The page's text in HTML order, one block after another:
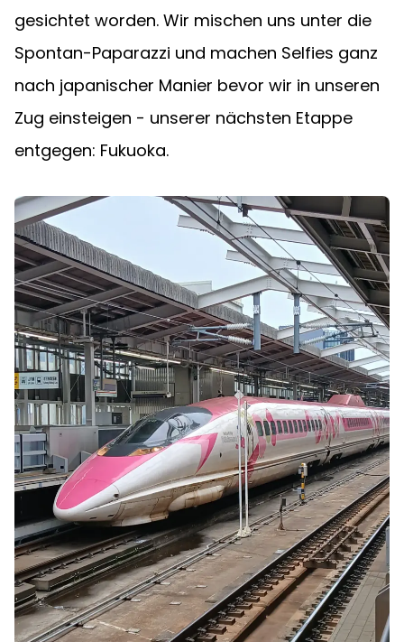
gesichtet worden. Wir mischen uns unter die
Spontan-Paparazzi und machen Selfies ganz
nach japanischer Manier bevor wir in unseren
Zug einsteigen - unserer nächsten Etappe
entgegen: Fukuoka.